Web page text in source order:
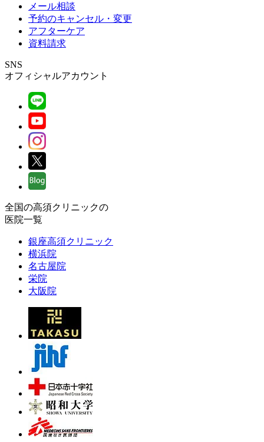
メール相談
予約のキャンセル・変更
アフターケア
資料請求
SNS
オフィシャルアカウント
全国の高須クリニックの
医院一覧
銀座高須クリニック
横浜院
名古屋院
栄院
大阪院